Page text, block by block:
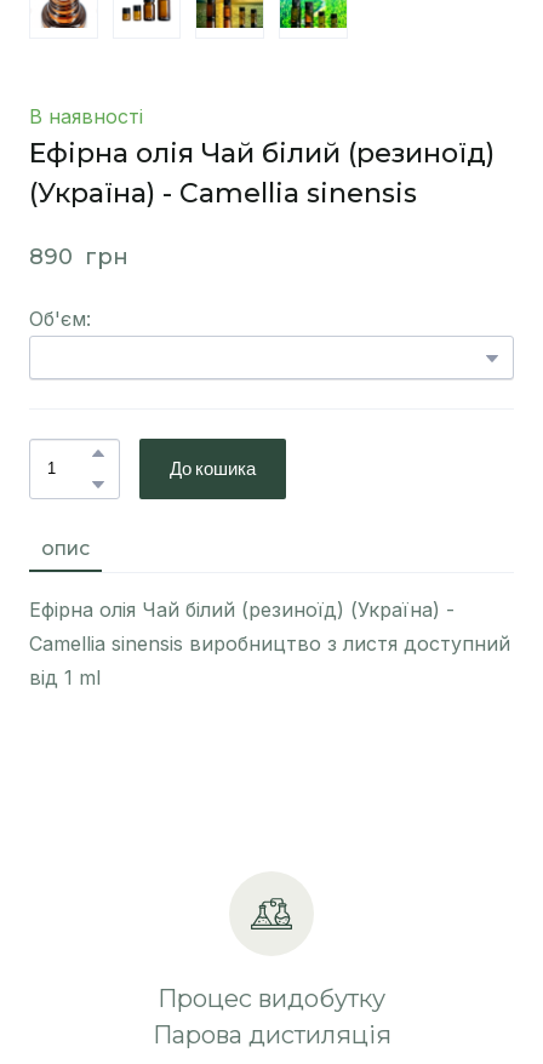
В наявності
Ефірна олія Чай білий (резиноїд)
(Україна) - Camellia sinensis
890  грн
Об'єм:
До кошика
ОПИС
Ефірна олія Чай білий (резиноїд) (Україна) -
Camellia sinensis виробництво з листя доступний
від 1 ml
Процес видобутку
Парова дистиляція